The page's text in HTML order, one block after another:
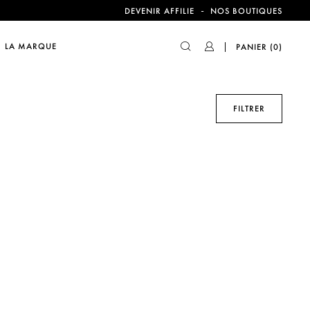
DEVENIR AFFILIE - NOS BOUTIQUES
LA MARQUE PANIER (0)
FILTRER